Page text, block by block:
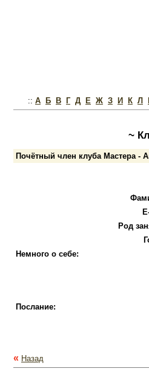
:: А Б В Г Д Е Ж З И К Л
~
Почётный член клуба Мастера -
Род
Немного о себе:
Послание:
« Назад